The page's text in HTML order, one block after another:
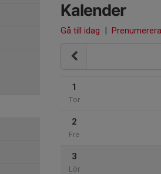
Kalender
Gå till idag | Prenumerera
1
Tor
2
Fre
3
Lör